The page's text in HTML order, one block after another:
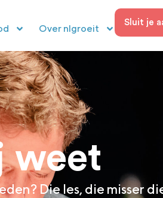
Over nlgroeit
Sluit je
weet
Die les, die misser